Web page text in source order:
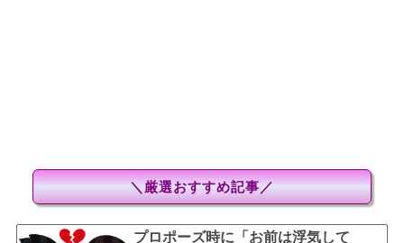
＼厳選おすすめ記事／
プロポーズ時に「お前は浮気して